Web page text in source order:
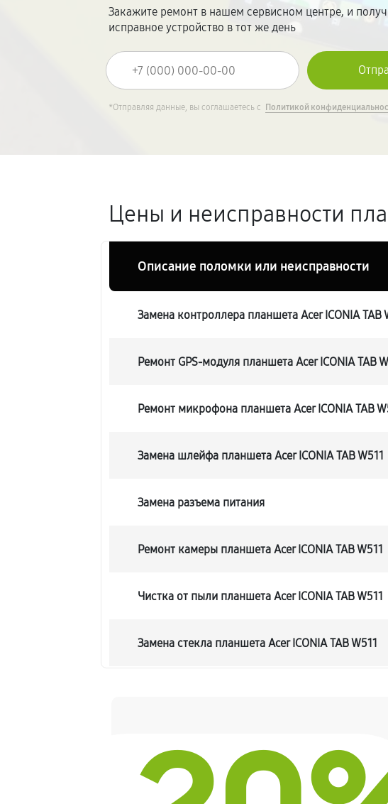
Закажите ремонт в нашем сервисном центре, и
исправное устройство в тот же день
*Отправляя данные, вы соглашаетесь с Политикой
Цены и неисправности
Описание поломки или неисправности
Замена контроллера планшета Acer ICONIA TAB
Ремонт GPS-модуля планшета Acer ICONIA TAB
Ремонт микрофона планшета Acer ICONIA TAB
Замена шлейфа планшета Acer ICONIA TAB W511
Замена разъема питания
Ремонт камеры планшета Acer ICONIA TAB W511
Чистка от пыли планшета Acer ICONIA TAB W511
Замена стекла планшета Acer ICONIA TAB W511
Замена дисплея (экрана)